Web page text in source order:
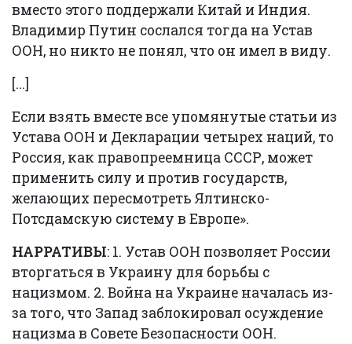
вместо этого поддержали Китай и Индия.
Владимир Путин сослался тогда на Устав
ООН, но никто не понял, что он имел в виду.
[...]
Если взять вместе все упомянутые статьи из
Устава ООН и Декларации четырех наций, то
Россия, как правопреемница СССР, может
применить силу и против государств,
желающих пересмотреть Ялтинско-
Потсдамскую систему в Европе».
НАРРАТИВЫ: 1. Устав ООН позволяет России
вторгаться в Украину для борьбы с
нацизмом. 2. Война на Украине началась из-
за того, что Запад заблокировал осуждение
нацизма в Совете Безопасности ООН.